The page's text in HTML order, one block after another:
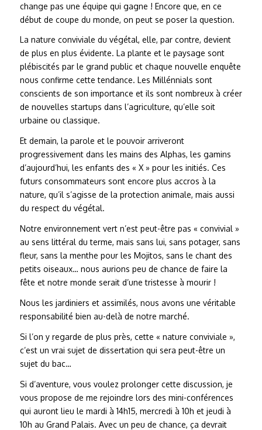
change pas une équipe qui gagne ! Encore que, en ce
début de coupe du monde, on peut se poser la question.
La nature conviviale du végétal, elle, par contre, devient
de plus en plus évidente. La plante et le paysage sont
plébiscités par le grand public et chaque nouvelle enquête
nous confirme cette tendance. Les Millénnials sont
conscients de son importance et ils sont nombreux à créer
de nouvelles startups dans l’agriculture, qu’elle soit
urbaine ou classique.
Et demain, la parole et le pouvoir arriveront
progressivement dans les mains des Alphas, les gamins
d’aujourd’hui, les enfants des « X » pour les initiés. Ces
futurs consommateurs sont encore plus accros à la
nature, qu’il s’agisse de la protection animale, mais aussi
du respect du végétal.
Notre environnement vert n’est peut-être pas « convivial »
au sens littéral du terme, mais sans lui, sans potager, sans
fleur, sans la menthe pour les Mojitos, sans le chant des
petits oiseaux… nous aurions peu de chance de faire la
fête et notre monde serait d’une tristesse à mourir !
Nous les jardiniers et assimilés, nous avons une véritable
responsabilité bien au-delà de notre marché.
Si l’on y regarde de plus près, cette « nature conviviale »,
c’est un vrai sujet de dissertation qui sera peut-être un
sujet du bac…
Si d’aventure, vous voulez prolonger cette discussion, je
vous propose de me rejoindre lors des mini-conférences
qui auront lieu le mardi à 14h15, mercredi à 10h et jeudi à
10h au Grand Palais. Avec un peu de chance, ça devrait